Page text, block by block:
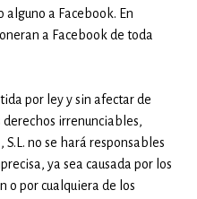
a Facebook. En
a Facebook de toda
por ley y sin afectar de
irrenunciables,
S.L. no se hará responsables
ya sea causada por los
o por cualquiera de los